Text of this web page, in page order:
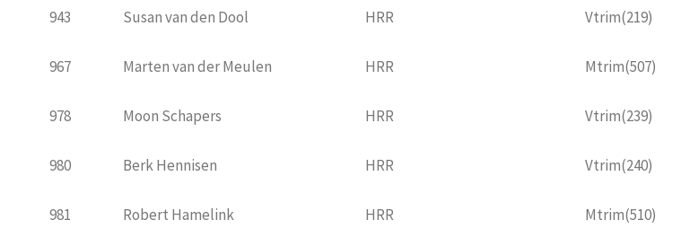
943 Susan van den Dool HRR Vtrim(219)
967 Marten van der Meulen HRR Mtrim(507)
978 Moon Schapers HRR Vtrim(239)
980 Berk Hennisen HRR Vtrim(240)
981 Robert Hamelink HRR Mtrim(510)